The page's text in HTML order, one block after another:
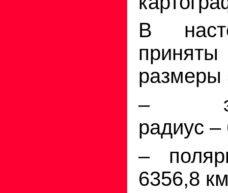
В
размеры
–
радиус
–
6356,8